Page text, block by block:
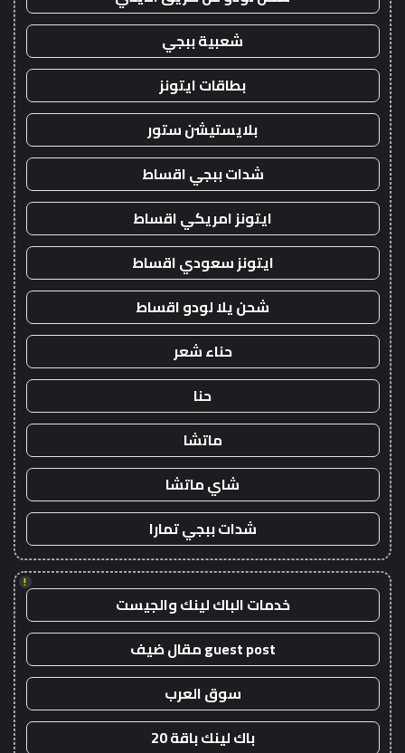
شعبية ببجي
بطاقات ايتونز
بلايستيشن ستور
شدات ببجي اقساط
ايتونز امريكي اقساط
ايتونز سعودي اقساط
شحن يلا لودو اقساط
حناء شعر
حنا
ماتشا
شاي ماتشا
شدات ببجي تمارا
!
خدمات الباك لينك والجيست
guest post مقال ضيف
سوق العرب
باك لينك باقة 20